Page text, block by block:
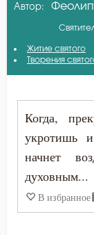
Воздержание
Духовная
Знание
Монах
Мудрость
Авва
Амвросий
Антоний
Варсонофий
Григорий
Григорий
Автор:
Житие святого
Творения
Когда,
укротишь
начнет
духовным...
В избранное